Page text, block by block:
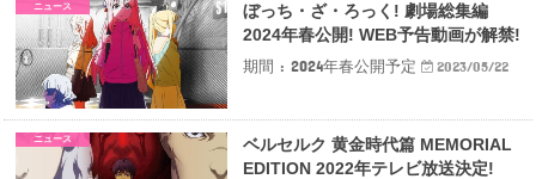
ニュース
ぼっち・ざ・ろっく! 劇場総集編
2024年春公開! WEB予告動画が解禁!
期間 : 2024年春公開予定
2023/05/22
ニュース
ベルセルク 黄金時代篇 MEMORIAL
EDITION 2022年テレビ放送決定!